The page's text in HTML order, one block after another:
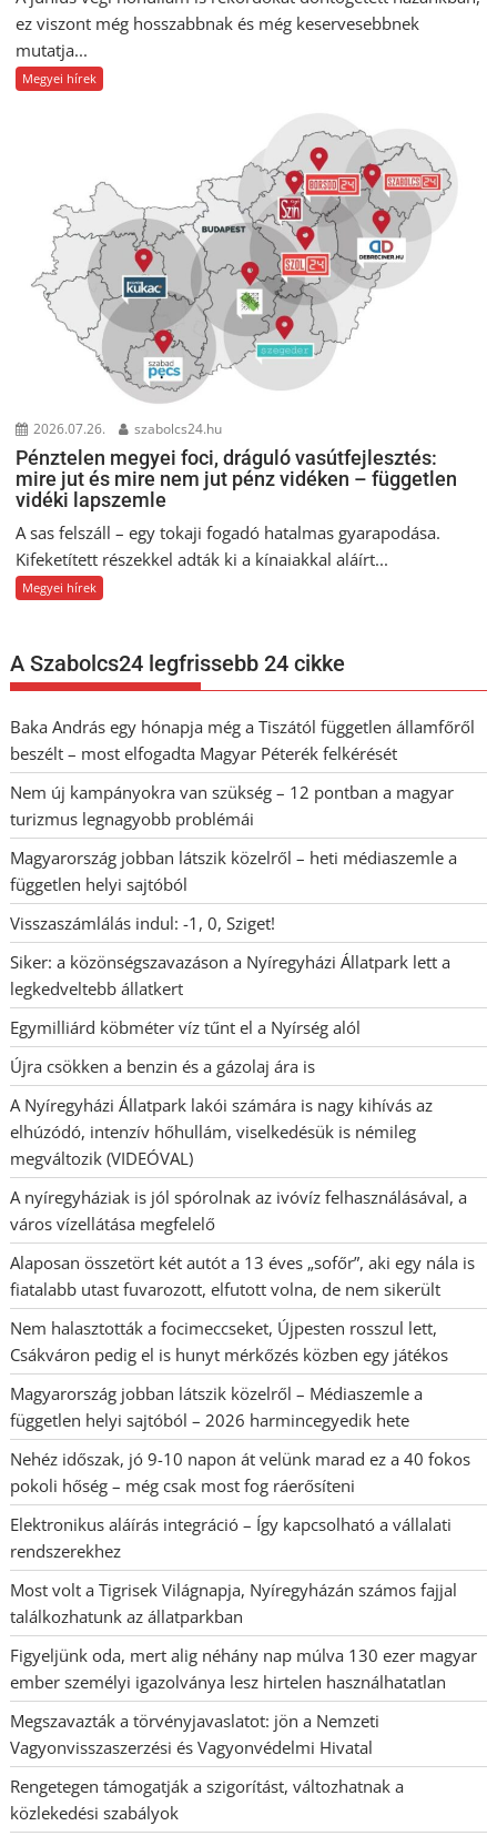
ez viszont még hosszabbnak és még keservesebbnek
mutatja...
Megyei hírek
2026.07.26. szabolcs24.hu
Pénztelen megyei foci, dráguló vasútfejlesztés:
mire jut és mire nem jut pénz vidéken – független
vidéki lapszemle
A sas felszáll – egy tokaji fogadó hatalmas gyarapodása.
Kifeketített részekkel adták ki a kínaiakkal aláírt...
Megyei hírek
A Szabolcs24 legfrissebb 24 cikke
Baka András egy hónapja még a Tiszától független államfőről
beszélt – most elfogadta Magyar Péterék felkérését
Nem új kampányokra van szükség – 12 pontban a magyar
turizmus legnagyobb problémái
Magyarország jobban látszik közelről – heti médiaszemle a
független helyi sajtóból
Visszaszámlálás indul: -1, 0, Sziget!
Siker: a közönségszavazáson a Nyíregyházi Állatpark lett a
legkedveltebb állatkert
Egymilliárd köbméter víz tűnt el a Nyírség alól
Újra csökken a benzin és a gázolaj ára is
A Nyíregyházi Állatpark lakói számára is nagy kihívás az
elhúzódó, intenzív hőhullám, viselkedésük is némileg
megváltozik (VIDEÓVAL)
A nyíregyháziak is jól spórolnak az ivóvíz felhasználásával, a
város vízellátása megfelelő
Alaposan összetört két autót a 13 éves „sofőr”, aki egy nála is
fiatalabb utast fuvarozott, elfutott volna, de nem sikerült
Nem halasztották a focimeccseket, Újpesten rosszul lett,
Csákváron pedig el is hunyt mérkőzés közben egy játékos
Magyarország jobban látszik közelről – Médiaszemle a
független helyi sajtóból – 2026 harmincegyedik hete
Nehéz időszak, jó 9-10 napon át velünk marad ez a 40 fokos
pokoli hőség – még csak most fog ráerősíteni
Elektronikus aláírás integráció – Így kapcsolható a vállalati
rendszerekhez
Most volt a Tigrisek Világnapja, Nyíregyházán számos fajjal
találkozhatunk az állatparkban
Figyeljünk oda, mert alig néhány nap múlva 130 ezer magyar
ember személyi igazolványa lesz hirtelen használhatatlan
Megszavazták a törvényjavaslatot: jön a Nemzeti
Vagyonvisszaszerzési és Vagyonvédelmi Hivatal
Rengetegen támogatják a szigorítást, változhatnak a
közlekedési szabályok